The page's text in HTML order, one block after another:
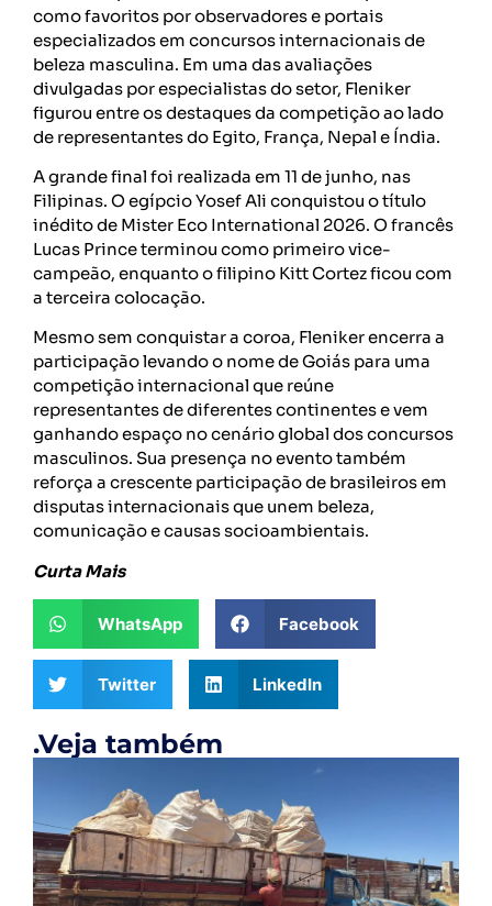
como favoritos por observadores e portais
especializados em concursos internacionais de
beleza masculina. Em uma das avaliações
divulgadas por especialistas do setor, Fleniker
figurou entre os destaques da competição ao lado
de representantes do Egito, França, Nepal e Índia.
A grande final foi realizada em 11 de junho, nas
Filipinas. O egípcio Yosef Ali conquistou o título
inédito de Mister Eco International 2026. O francês
Lucas Prince terminou como primeiro vice-
campeão, enquanto o filipino Kitt Cortez ficou com
a terceira colocação.
Mesmo sem conquistar a coroa, Fleniker encerra a
participação levando o nome de Goiás para uma
competição internacional que reúne
representantes de diferentes continentes e vem
ganhando espaço no cenário global dos concursos
masculinos. Sua presença no evento também
reforça a crescente participação de brasileiros em
disputas internacionais que unem beleza,
comunicação e causas socioambientais.
Curta Mais
WhatsApp Facebook
Twitter LinkedIn
.Veja também